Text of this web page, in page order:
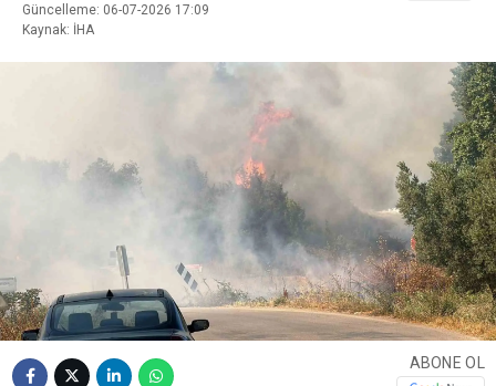
Güncelleme: 06-07-2026 17:09
Kaynak: İHA
ABONE OL